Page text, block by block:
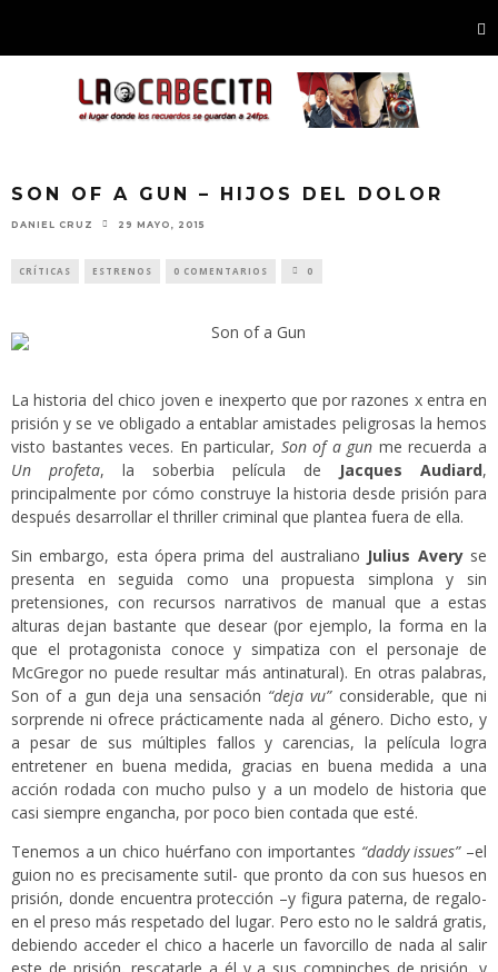
SON OF A GUN – HIJOS DEL DOLOR
DANIEL CRUZ 29 MAYO, 2015
CRÍTICAS ESTRENOS 0 COMENTARIOS 0
La historia del chico joven e inexperto que por razones x entra en
prisión y se ve obligado a entablar amistades peligrosas la hemos
visto bastantes veces. En particular, Son of a gun me recuerda a
Un profeta, la soberbia película de Jacques Audiard,
principalmente por cómo construye la historia desde prisión para
después desarrollar el thriller criminal que plantea fuera de ella.
Sin embargo, esta ópera prima del australiano Julius Averyse
presenta en seguida como una propuesta simplona y sin
pretensiones, con recursos narrativos de manual que a estas
alturas dejan bastante que desear (por ejemplo, la forma en la
que el protagonista conoce y simpatiza con el personaje de
McGregor no puede resultar más antinatural). En otras palabras,
Son of a gun deja una sensación “deja vu”considerable, que ni
sorprende ni ofrece prácticamente nada al género. Dicho esto, y
a pesar de sus múltiples fallos y carencias, la película logra
entretener en buena medida, gracias en buena medida a una
acción rodada con mucho pulso y a un modelo de historia que
casi siempre engancha, por poco bien contada que esté.
Tenemos a un chico huérfano con importantes “daddy issues”–el
guion no es precisamente sutil- que pronto da con sus huesos en
prisión, donde encuentra protección –y figura paterna, de regalo-
en el preso más respetado del lugar. Pero esto no le saldrá gratis,
debiendo acceder el chico a hacerle un favorcillo de nada al salir